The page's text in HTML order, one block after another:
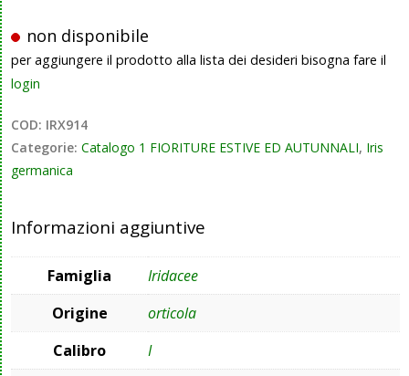
non disponibile
per aggiungere il prodotto alla lista dei desideri bisogna fare il
login
COD: IRX914
Categorie: Catalogo 1 FIORITURE ESTIVE ED AUTUNNALI, Iris
germanica
Informazioni aggiuntive
Famiglia
Iridacee
Origine
orticola
Calibro
I